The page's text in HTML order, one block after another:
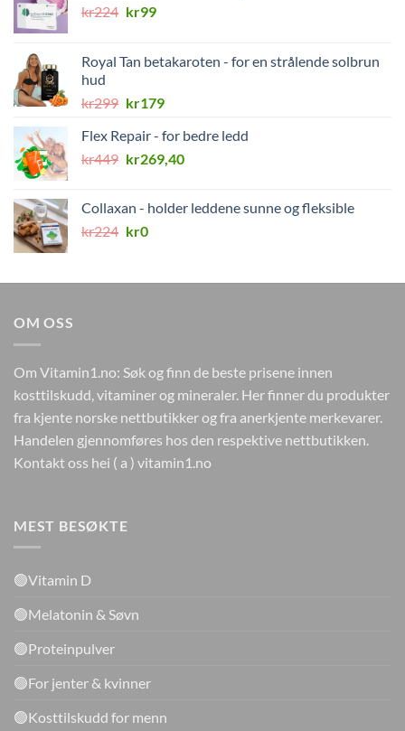
kr224 Opprinnelig
kr224.
kr99Nåværende
kr99.
Royal Tan betakaroten - for en strålende solbrun
hud
kr299 Opprinnelig
var:
kr299.
kr179Nåværende
er:
kr179.
Flex Repair - for bedre ledd
kr449 Opprinnelig
kr449.
kr269,40Nåværende
kr269,40.
Collaxan - holder leddene sunne og fleksible
kr224 Opprinnelig
kr224.
kr0Nåværende
kr0.
OM OSS
Om Vitamin1.no: Søk og finn de beste prisene innen
kosttilskudd, vitaminer og mineraler. Her finner du produkter
fra kjente norske nettbutikker og fra anerkjente merkevarer.
Handelen gjennomføres hos den respektive nettbutikken.
Kontakt oss hei ( a ) vitamin1.no
MEST BESØKTE
🟢Vitamin D
🟢Melatonin & Søvn
🟢Proteinpulver
🟢For jenter & kvinner
🟢Kosttilskudd for menn